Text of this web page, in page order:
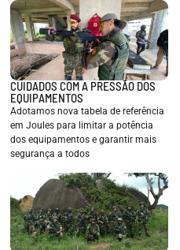
CUIDADOS COM A PRESSÃO DOS
EQUIPAMENTOS
Adotamos nova tabela de referência
em Joules para limitar a potência
dos equipamentos e garantir mais
segurança a todos